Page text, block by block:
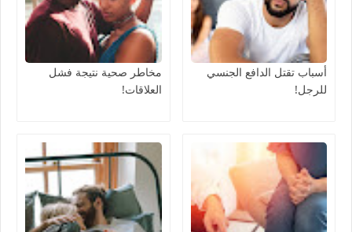
أسباب تقتل الدافع الجنسي
للرجل!
مخاطر صحية نتيجة فشل
العلاقات!